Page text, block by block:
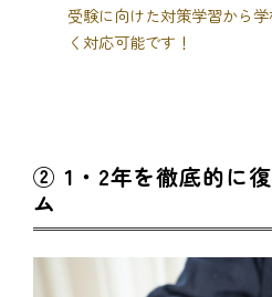
受験に向けた対策学習から
く対応可能です！
② 1・2年を徹底的に
ム